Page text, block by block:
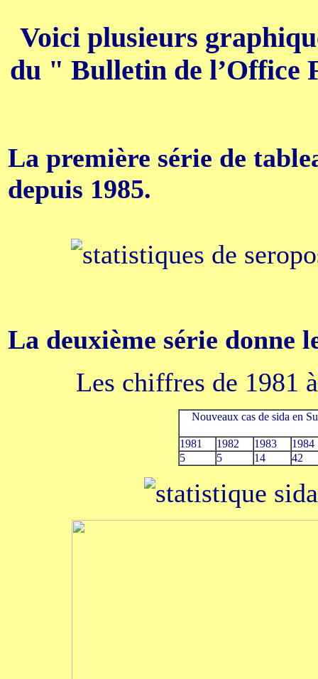
Voici plusieurs
du " Bulletin de l’Office
La première série de
depuis 1985.
La deuxième série donne
Les chiffres de 1981
Nouveaux cas de sida en
1981 1982 1983
1984
5
5 14 42